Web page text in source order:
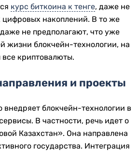
курс биткоина к тенге, даже не
цифровых накоплений. В то же
не предполагают, что уже
жизни блокчейн-технологии, на
криптовалюты.
и проекты
внедряет блокчейн-технологии в
В частности, речь идет о
Казахстан». Она направлена
государства. Интеграция